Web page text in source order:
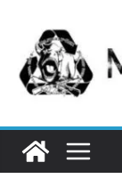
へ